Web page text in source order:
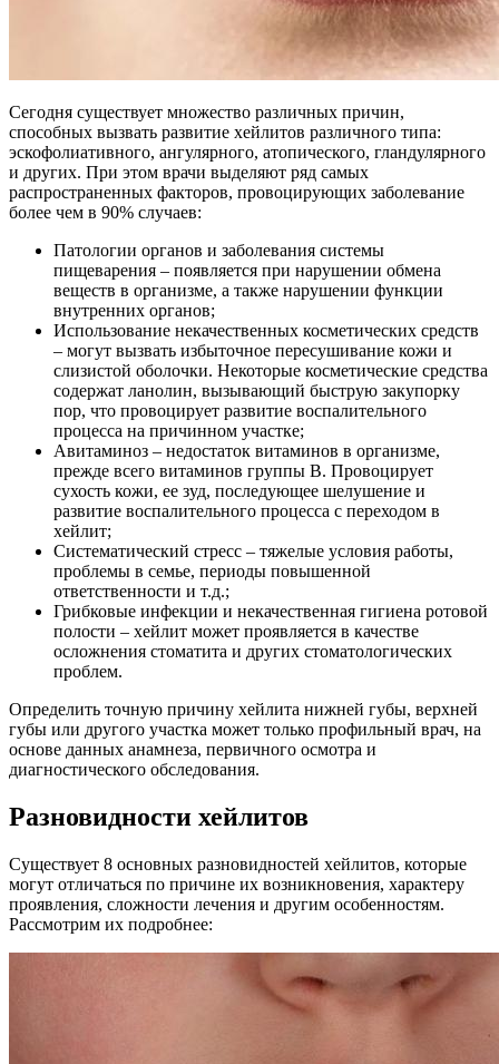
Сегодня существует множество различных причин,
способных вызвать развитие хейлитов различного типа:
эскофолиативного, ангулярного, атопического, гландулярного
и других. При этом врачи выделяют ряд самых
распространенных факторов, провоцирующих заболевание
более чем в 90% случаев:
Патологии органов и заболевания системы
пищеварения – появляется при нарушении обмена
веществ в организме, а также нарушении функции
внутренних органов;
Использование некачественных косметических средств
– могут вызвать избыточное пересушивание кожи и
слизистой оболочки. Некоторые косметические средства
содержат ланолин, вызывающий быструю закупорку
пор, что провоцирует развитие воспалительного
процесса на причинном участке;
Авитаминоз – недостаток витаминов в организме,
прежде всего витаминов группы В. Провоцирует
сухость кожи, ее зуд, последующее шелушение и
развитие воспалительного процесса с переходом в
хейлит;
Систематический стресс – тяжелые условия работы,
проблемы в семье, периоды повышенной
ответственности и т.д.;
Грибковые инфекции и некачественная гигиена ротовой
полости – хейлит может проявляется в качестве
осложнения стоматита и других стоматологических
проблем.
Определить точную причину хейлита нижней губы, верхней
губы или другого участка может только профильный врач, на
основе данных анамнеза, первичного осмотра и
диагностического обследования.
Разновидности хейлитов
Существует 8 основных разновидностей хейлитов, которые
могут отличаться по причине их возникновения, характеру
проявления, сложности лечения и другим особенностям.
Рассмотрим их подробнее: